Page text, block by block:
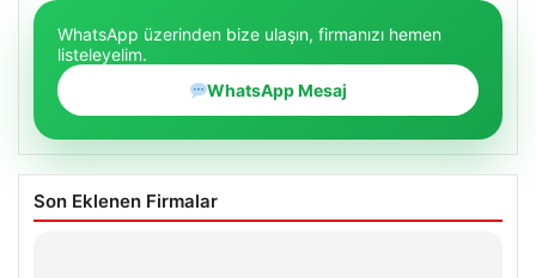
WhatsApp üzerinden bize ulaşın, firmanızı hemen
listeleyelim.
WhatsApp Mesaj
Son Eklenen Firmalar